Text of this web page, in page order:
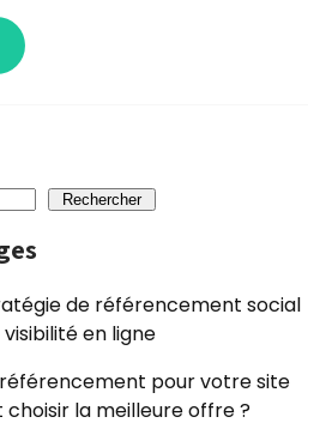
Rechercher
de référencement social
en ligne
pour votre site
la meilleure offre ?